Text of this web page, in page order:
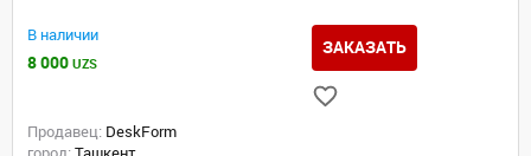
В наличии
8 000 UZS
ЗАКАЗАТЬ
Продавец: DeskForm